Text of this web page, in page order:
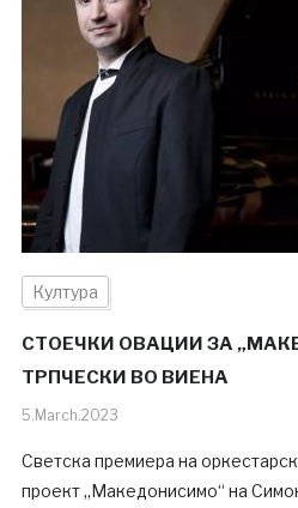
Култура
СТОЕЧКИ ОВАЦИИ ЗА
ТРПЧЕСКИ ВО ВИЕНА
5.March.2023
Светска премиера на
проект „Македонисимо“ на